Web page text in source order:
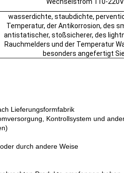
wasserdichte, staubdichte,
Temperatur, der Antikorrosion, des
antistatischer, stoßsicherer, des
Rauchmelders und der Temperatur
besonders angefertigt
Lieferungsformfabrik
Kontrollsystem und
durch andere Weise